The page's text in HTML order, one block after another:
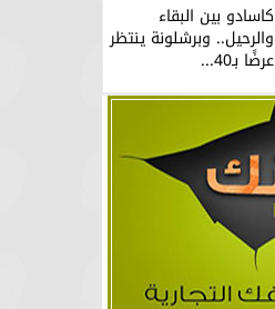
كاسادو بين البقاء
والرحيل.. وبرشلونة ينتظر
عرضًا بـ40...